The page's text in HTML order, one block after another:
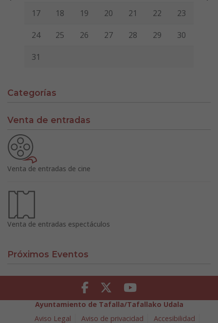
17 18 19 20 21 22 23
24 25 26 27 28 29 30
31
Categorías
Venta de entradas
Venta de entradas de cine
Venta de entradas espectáculos
Próximos Eventos
Facebook Twitter Youtube
Ayuntamiento de Tafalla/Tafallako Udala
Aviso Legal
Aviso de privacidad Accesibilidad